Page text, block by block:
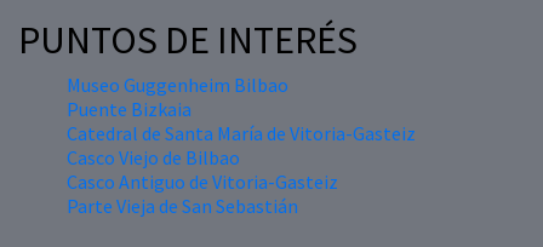
PUNTOS DE INTERÉS
Museo Guggenheim Bilbao
Puente Bizkaia
Catedral de Santa María de Vitoria-Gasteiz
Casco Viejo de Bilbao
Casco Antiguo de Vitoria-Gasteiz
Parte Vieja de San Sebastián